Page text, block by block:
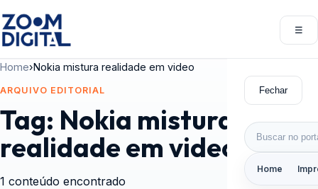
☰
Fechar
Buscar por:
Home
Home›Nokia mistura realidade em video
ARQUIVO EDITORIAL
Tag: Nokia mistura
realidade em video
1 conteúdo encontrado